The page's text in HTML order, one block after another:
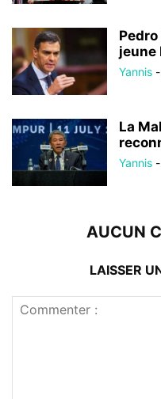
jeune
Yannis -
La
Yannis -
AUCUN
LAISSER